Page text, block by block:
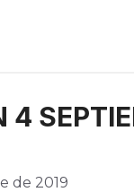
4
de 2019